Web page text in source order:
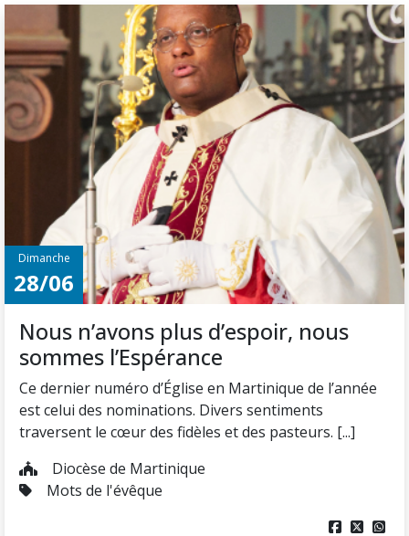
Dimanche
28/06
Nous n’avons plus d’espoir, nous
sommes l’Espérance
Ce dernier numéro d’Église en Martinique de l’année
est celui des nominations. Divers sentiments
traversent le cœur des fidèles et des pasteurs. [...]
Diocèse de Martinique
Mots de l'évêque
  